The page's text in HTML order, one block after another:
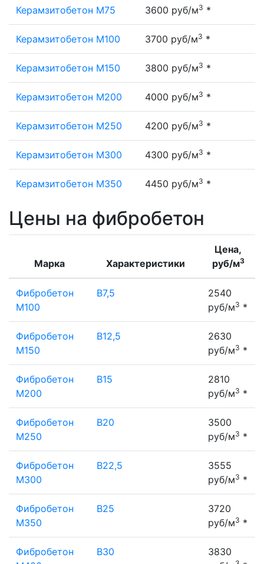
Керамзитобетон М75 3600 руб/м3 *
Керамзитобетон М100 3700 руб/м3 *
Керамзитобетон М150 3800 руб/м3 *
Керамзитобетон М200 4000 руб/м3 *
Керамзитобетон М250 4200 руб/м3 *
Керамзитобетон М300 4300 руб/м3 *
Керамзитобетон М350 4450 руб/м3 *
Цены на фибробетон
Марка Характеристики
Цена,
руб/м3
Фибробетон
М100
В7,5
2540
руб/м3 *
Фибробетон
М150
В12,5
2630
руб/м3 *
Фибробетон
М200
В15
2810
руб/м3 *
Фибробетон
М250
В20
3500
руб/м3 *
Фибробетон
М300
В22,5
3555
руб/м3 *
Фибробетон
М350
В25
3720
руб/м3 *
Фибробетон
В30
3830